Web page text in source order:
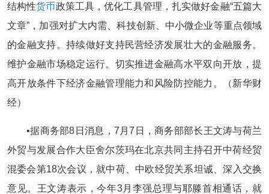
结构性货币政策工具，优化工具管理，扎实做好金融“五篇大
文章”，加强对扩大内需、科技创新、中小微企业等重点领域
的金融支持。持续做好支持民营经济发展壮大的金融服务。
维护金融市场稳定运行。切实推进金融高水平双向开放，提
高开放条件下经济金融管理能力和风险防控能力。（新华财
经）
•据商务部8日消息，7月7日，商务部部长王文涛与荷兰
外贸与发展合作大臣舍尔茨玛在北京共同主持召开中荷经贸
混委会第18次会议，就中荷、中欧经贸关系坦诚、深入交换
意见。王文涛表示，今年3月李强总理与耶滕首相通话，就